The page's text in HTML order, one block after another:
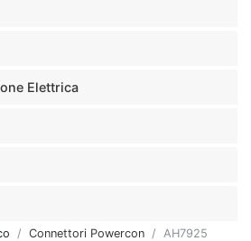
Elettrica
Connettori Powercon AH7925